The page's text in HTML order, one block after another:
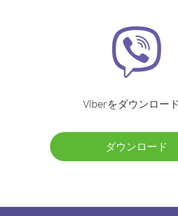
Viberをダウンロー
ダウンロード